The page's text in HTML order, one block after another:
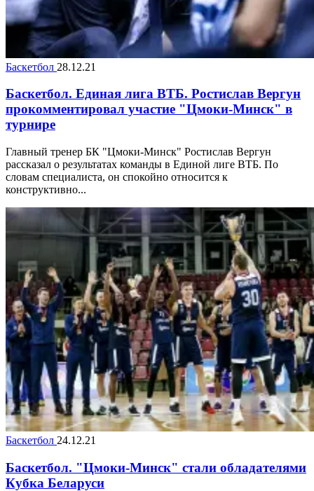
Баскетбол 28.12.21
Баскетбол. Единая лига ВТБ. Ростислав Вергун
прокомментировал участие "Цмоки-Минск" в
турнире
Главный тренер БК "Цмоки-Минск" Ростислав Вергун
рассказал о результатах команды в Единой лиге ВТБ. По
словам специалиста, он спокойно относится к
конструктивно...
Баскетбол 24.12.21
Баскетбол. "Цмоки-Минск" стали обладателями
Кубка Беларуси